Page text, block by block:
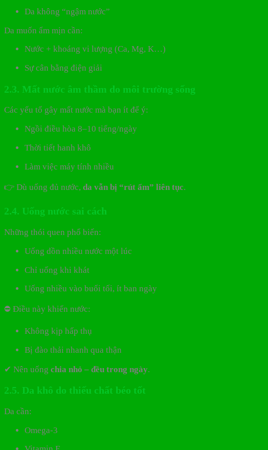
Da không “ngậm nước”
Da muốn ẩm mịn cần:
Nước + khoáng vi lượng (Ca, Mg, K…)
Sự cân bằng điện giải
2.3. Mất nước âm thầm do môi trường sống
Các yếu tố gây mất nước mà bạn ít để ý:
Ngồi điều hòa 8–10 tiếng/ngày
Thời tiết hanh khô
Làm việc máy tính nhiều
👉 Dù uống đủ nước, da vẫn bị “rút ẩm” liên tục.
2.4. Uống nước sai cách
Những thói quen phổ biến:
Uống dồn nhiều nước một lúc
Chỉ uống khi khát
Uống nhiều vào buổi tối, ít ban ngày
⛔ Điều này khiến nước:
Không kịp hấp thụ
Bị đào thải nhanh qua thận
✔ Nên uống chia nhỏ – đều trong ngày.
2.5. Da khô do thiếu chất béo tốt
Da cần:
Omega-3